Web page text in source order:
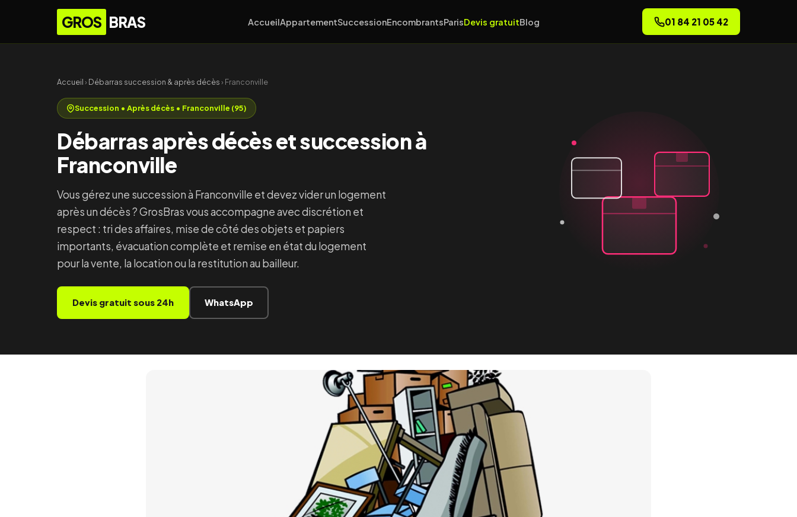
GROS BRAS AccueilAppartementSuccessionEncombrantsParisDevis gratuitBlog 01 84 21 05 42
Accueil› Débarras succession & après décès› Franconville
Succession • Après décès • Franconville (95)
Débarras après décès et succession à
Franconville
Vous gérez une succession à Franconville et devez vider un logement
après un décès ? GrosBras vous accompagne avec discrétion et
respect : tri des affaires, mise de côté des objets et papiers
importants, évacuation complète et remise en état du logement
pour la vente, la location ou la restitution au bailleur.
Devis gratuit sous 24h WhatsApp